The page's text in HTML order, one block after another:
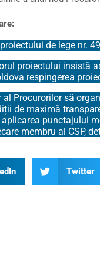
de lege nr.
proiectului insistă
respingerea
Procurorilor să
de maximă
punctajului
membru al CSP,
Twitter